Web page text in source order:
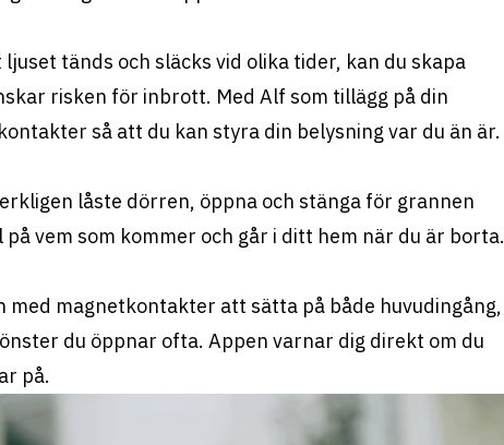
tänds och släcks vid olika tider, kan du skapa
risken för inbrott. Med Alf som tillägg på din
så att du kan styra din belysning var du än är.
låste dörren, öppna och stänga för grannen
vem som kommer och går i ditt hem när du är borta.
magnetkontakter att sätta på både huvudingång,
du öppnar ofta. Appen varnar dig direkt om du
på.